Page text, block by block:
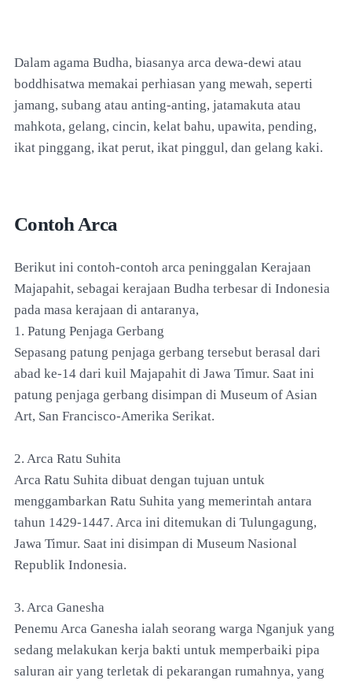
Dalam agama Budha, biasanya arca dewa-dewi atau
boddhisatwa memakai perhiasan yang mewah, seperti
jamang, subang atau anting-anting, jatamakuta atau
mahkota, gelang, cincin, kelat bahu, upawita, pending,
ikat pinggang, ikat perut, ikat pinggul, dan gelang kaki.
Contoh Arca
Berikut ini contoh-contoh arca peninggalan Kerajaan
Majapahit, sebagai kerajaan Budha terbesar di Indonesia
pada masa kerajaan di antaranya,
1. Patung Penjaga Gerbang
Sepasang patung penjaga gerbang tersebut berasal dari
abad ke-14 dari kuil Majapahit di Jawa Timur. Saat ini
patung penjaga gerbang disimpan di Museum of Asian
Art, San Francisco-Amerika Serikat.
2. Arca Ratu Suhita
Arca Ratu Suhita dibuat dengan tujuan untuk
menggambarkan Ratu Suhita yang memerintah antara
tahun 1429-1447. Arca ini ditemukan di Tulungagung,
Jawa Timur. Saat ini disimpan di Museum Nasional
Republik Indonesia.
3. Arca Ganesha
Penemu Arca Ganesha ialah seorang warga Nganjuk yang
sedang melakukan kerja bakti untuk memperbaiki pipa
saluran air yang terletak di pekarangan rumahnya, yang